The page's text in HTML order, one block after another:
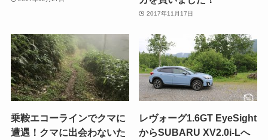
2017年11月17日
乗鞍エコーラインでクマに
遭遇！クマに出会わないた
レヴォーグ1.6GT EyeSight
からSUBARU XV2.0i-Lへ